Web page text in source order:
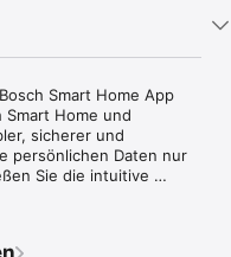
Smart Home App
Home und
sicherer und
persönlichen Daten nur
Sie die intuitive